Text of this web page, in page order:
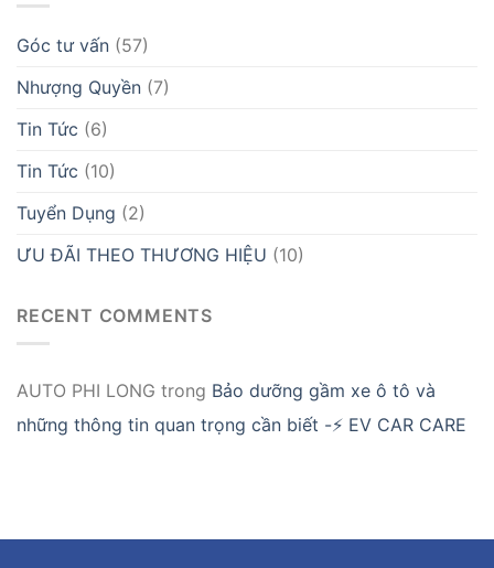
Góc tư vấn (57)
Nhượng Quyền (7)
Tin Tức (6)
Tin Tức (10)
Tuyển Dụng (2)
ƯU ĐÃI THEO THƯƠNG HIỆU (10)
RECENT COMMENTS
AUTO PHI LONG trong Bảo dưỡng gầm xe ô tô và
những thông tin quan trọng cần biết -⚡ EV CAR CARE